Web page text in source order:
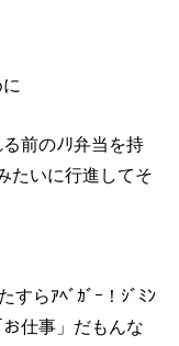
前のﾉﾘ弁当を持
たいに行進してそ
すらｱﾍﾞｶﾞｰ！ｼﾞﾐﾝ
お仕事」だもんな